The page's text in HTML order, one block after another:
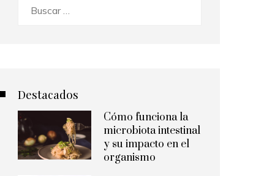
Destacados
Cómo funciona la
microbiota intestinal
y su impacto en el
organismo